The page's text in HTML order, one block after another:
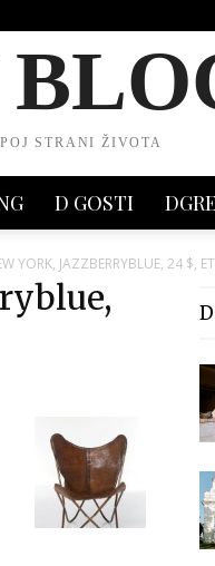
STRANI ŽIVOTA
D GOSTI
YORK, JAZZBERRYBLUE, 24 $,